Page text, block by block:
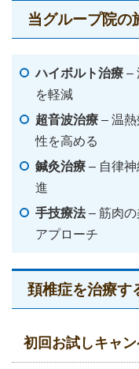
当グループ院の
ハイボルト治療 –
を軽減
超音波治療 – 温
性を高める
鍼灸治療 – 自律
進
手技療法– 筋肉の
アプローチ
頚椎症を治療す
初回お試しキャ